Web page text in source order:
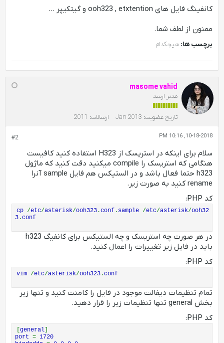
کانفینگ فایل های ooh323 , etxtention و گیتکیپر ...
ممنون از لطف شما.
برچسب ها: هیچکدام
masome vahid
مدیر ارشد
تاریخ عضویت: Jan 2013 ارسالات: 2011
#2 10-18-2018, 10:16 PM
سلام برای اینکه در استریسک از H323 استفاده کنید کافیست
هنگامی که استریسک را compile میکنید دقت کنید که ماژول
h323 حتما فعال باشد و در الستیکس هم فایل sample آنرا
rename کنید به صورت زیر.
کد PHP:
cp /etc/asterisk/ooh323 .conf . sample /etc/asterisk/ooh32
3 .conf
در هر صورت چه استریسک و چه الستیکس برای کانفیگ h323
باید در فایل زیر تغییرات را اعمال کنید.
کد PHP:
vim /etc/asterisk/ooh323 .conf
تمام تنظیمات دیفالت موجود در فایل را کامنت کنید و تنها زیر
بخش general تنها تنظیمات زیر را قرار دهید.
کد PHP:
general
port = 1720